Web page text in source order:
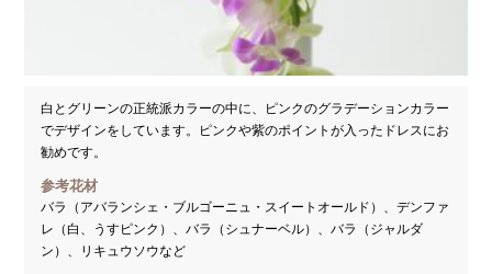
白とグリーンの正統派カラーの中に、ピンクのグラデーションカラー
でデザインをしています。ピンクや紫のポイントが入ったドレスにお
勧めです。
参考花材
バラ（アバランシェ・ブルゴーニュ・スイートオールド）、デンファ
レ（白、うすピンク）、バラ（シュナーベル）、バラ（ジャルダ
ン）、リキュウソウなど